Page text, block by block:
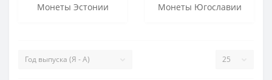
Монеты Эстонии Монеты Югославии